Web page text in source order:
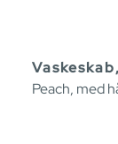
Peach, med